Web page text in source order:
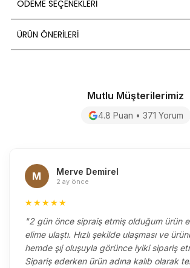
ÖDEME SEÇENEKLERI
ÜRÜN ÖNERILERI
Mutlu Müşterilerimiz
4.8 Puan • 371 Yorum
M Merve Demirel
2 ay önce
★★★★★
"2 gün önce sipraiş etmiş olduğum ürün en hızlı şekilde
elime ulaştı. Hızlı şekilde ulaşması ve
hemde şıj oluşuyla görünce iyiki sipariş etmişim dedirtti.
Sipariş ederken ürün adına kalıb olarak